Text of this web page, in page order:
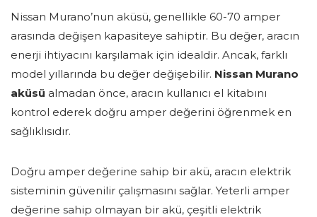
Nissan Murano’nun aküsü, genellikle 60-70 amper
arasında değişen kapasiteye sahiptir. Bu değer, aracın
enerji ihtiyacını karşılamak için idealdir. Ancak, farklı
model yıllarında bu değer değişebilir. Nissan Murano
aküsü almadan önce, aracın kullanıcı el kitabını
kontrol ederek doğru amper değerini öğrenmek en
sağlıklısıdır.
Doğru amper değerine sahip bir akü, aracın elektrik
sisteminin güvenilir çalışmasını sağlar. Yeterli amper
değerine sahip olmayan bir akü, çeşitli elektrik